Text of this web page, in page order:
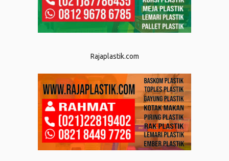
Rajaplastik.com